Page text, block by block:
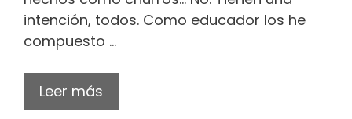
intención, todos. Como educador los he
compuesto …
Leer más